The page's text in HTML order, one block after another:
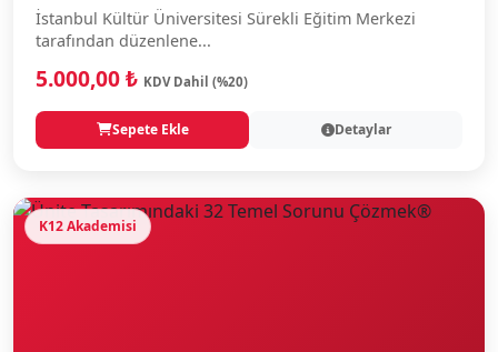
İstanbul Kültür Üniversitesi Sürekli Eğitim Merkezi
tarafından düzenlene...
5.000,00 ₺ KDV Dahil (%20)
Sepete Ekle Detaylar
K12 Akademisi